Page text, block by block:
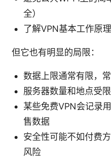
全）
了解VPN基本工作原
但它也有明显的局限：
数据上限通常有限，
服务器数量和地点受
某些免费VPN会记录
售数据
安全性可能不如付费
风险